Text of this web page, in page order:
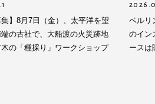
集】8月7日（金）、太平洋を望
の古社で、大船渡の火災跡地
の「種採り」ワークショップ
ベルリ
のイン
ースは